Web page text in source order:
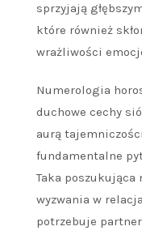
sprzyjają
które również
wrażliwości
Numerologia
duchowe cechy
aurą
fundamentalne
Taka poszukująca
wyzwania w
potrzebuje